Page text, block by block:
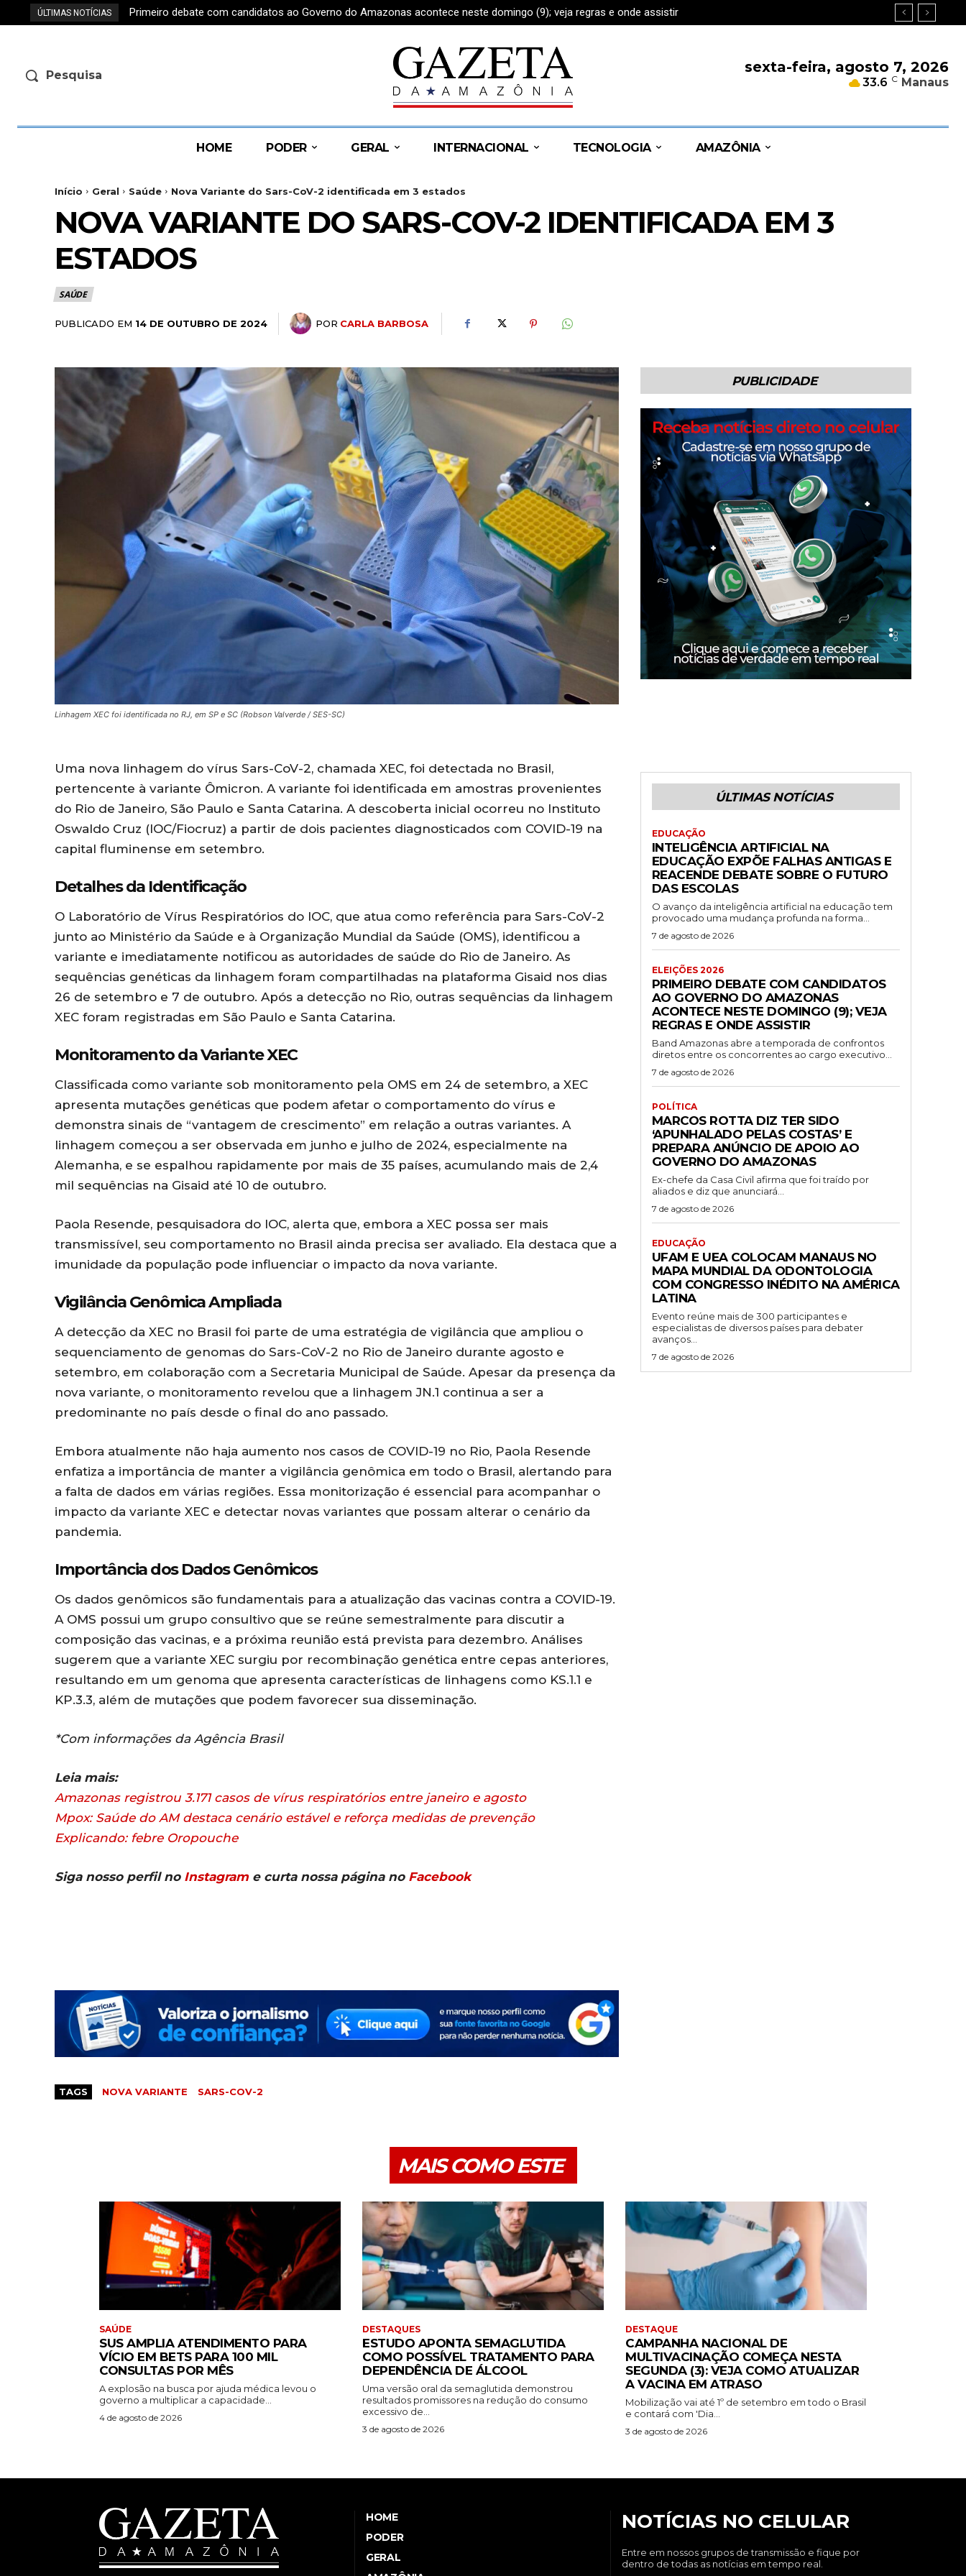
ÚLTIMAS NOTÍCIAS Primeiro debate com candidatos ao Governo do Amazonas acontece neste domingo (9); veja regras e onde assistir
Pesquisa sexta-feira, agosto 7, 2026
33.6 C Manaus
HOME PODER GERAL INTERNACIONAL TECNOLOGIA AMAZÔNIA
Início Geral Saúde Nova Variante do Sars-CoV-2 identificada em 3 estados
NOVA VARIANTE DO SARS-COV-2 IDENTIFICADA EM 3
ESTADOS
SAÚDE
PUBLICADO EM 14 DE OUTUBRO DE 2024 POR CARLA BARBOSA
Linhagem XEC foi identificada no RJ, em SP e SC (Robson Valverde / SES-SC)
PUBLICIDADE
Uma nova linhagem do vírus Sars-CoV-2, chamada XEC, foi detectada no Brasil,
pertencente à variante Ômicron. A variante foi identificada em amostras provenientes
do Rio de Janeiro, São Paulo e Santa Catarina. A descoberta inicial ocorreu no Instituto
Oswaldo Cruz (IOC/Fiocruz) a partir de dois pacientes diagnosticados com COVID-19 na
capital fluminense em setembro.
Detalhes da Identificação
O Laboratório de Vírus Respiratórios do IOC, que atua como referência para Sars-CoV-2
junto ao Ministério da Saúde e à Organização Mundial da Saúde (OMS), identificou a
variante e imediatamente notificou as autoridades de saúde do Rio de Janeiro. As
sequências genéticas da linhagem foram compartilhadas na plataforma Gisaid nos dias
26 de setembro e 7 de outubro. Após a detecção no Rio, outras sequências da linhagem
XEC foram registradas em São Paulo e Santa Catarina.
Monitoramento da Variante XEC
Classificada como variante sob monitoramento pela OMS em 24 de setembro, a XEC
apresenta mutações genéticas que podem afetar o comportamento do vírus e
demonstra sinais de “vantagem de crescimento” em relação a outras variantes. A
linhagem começou a ser observada em junho e julho de 2024, especialmente na
Alemanha, e se espalhou rapidamente por mais de 35 países, acumulando mais de 2,4
mil sequências na Gisaid até 10 de outubro.
Paola Resende, pesquisadora do IOC, alerta que, embora a XEC possa ser mais
transmissível, seu comportamento no Brasil ainda precisa ser avaliado. Ela destaca que a
imunidade da população pode influenciar o impacto da nova variante.
Vigilância Genômica Ampliada
A detecção da XEC no Brasil foi parte de uma estratégia de vigilância que ampliou o
sequenciamento de genomas do Sars-CoV-2 no Rio de Janeiro durante agosto e
setembro, em colaboração com a Secretaria Municipal de Saúde. Apesar da presença da
nova variante, o monitoramento revelou que a linhagem JN.1 continua a ser a
predominante no país desde o final do ano passado.
Embora atualmente não haja aumento nos casos de COVID-19 no Rio, Paola Resende
enfatiza a importância de manter a vigilância genômica em todo o Brasil, alertando para
a falta de dados em várias regiões. Essa monitorização é essencial para acompanhar o
impacto da variante XEC e detectar novas variantes que possam alterar o cenário da
pandemia.
Importância dos Dados Genômicos
Os dados genômicos são fundamentais para a atualização das vacinas contra a COVID-19.
A OMS possui um grupo consultivo que se reúne semestralmente para discutir a
composição das vacinas, e a próxima reunião está prevista para dezembro. Análises
sugerem que a variante XEC surgiu por recombinação genética entre cepas anteriores,
resultando em um genoma que apresenta características de linhagens como KS.1.1 e
KP.3.3, além de mutações que podem favorecer sua disseminação.
*Com informações da Agência Brasil
Leia mais:
Amazonas registrou 3.171 casos de vírus respiratórios entre janeiro e agosto
Mpox: Saúde do AM destaca cenário estável e reforça medidas de prevenção
Explicando: febre Oropouche
Siga nosso perfil no Instagrame curta nossa página no Facebook
TAGS NOVA VARIANTE SARS-COV-2
ÚLTIMAS NOTÍCIAS
EDUCAÇÃO
INTELIGÊNCIA ARTIFICIAL NA
EDUCAÇÃO EXPÕE FALHAS ANTIGAS E
REACENDE DEBATE SOBRE O FUTURO
DAS ESCOLAS
O avanço da inteligência artificial na educação tem
provocado uma mudança profunda na forma...
7 de agosto de 2026
ELEIÇÕES 2026
PRIMEIRO DEBATE COM CANDIDATOS
AO GOVERNO DO AMAZONAS
ACONTECE NESTE DOMINGO (9); VEJA
REGRAS E ONDE ASSISTIR
Band Amazonas abre a temporada de confrontos
diretos entre os concorrentes ao cargo executivo...
7 de agosto de 2026
POLÍTICA
MARCOS ROTTA DIZ TER SIDO
‘APUNHALADO PELAS COSTAS’ E
PREPARA ANÚNCIO DE APOIO AO
GOVERNO DO AMAZONAS
Ex-chefe da Casa Civil afirma que foi traído por
aliados e diz que anunciará...
7 de agosto de 2026
EDUCAÇÃO
UFAM E UEA COLOCAM MANAUS NO
MAPA MUNDIAL DA ODONTOLOGIA
COM CONGRESSO INÉDITO NA AMÉRICA
LATINA
Evento reúne mais de 300 participantes e
especialistas de diversos países para debater
avanços...
7 de agosto de 2026
MAIS COMO ESTE
SAÚDE
SUS AMPLIA ATENDIMENTO PARA
VÍCIO EM BETS PARA 100 MIL
CONSULTAS POR MÊS
A explosão na busca por ajuda médica levou o
governo a multiplicar a capacidade...
4 de agosto de 2026
DESTAQUES
ESTUDO APONTA SEMAGLUTIDA
COMO POSSÍVEL TRATAMENTO PARA
DEPENDÊNCIA DE ÁLCOOL
Uma versão oral da semaglutida demonstrou
resultados promissores na redução do consumo
excessivo de...
3 de agosto de 2026
DESTAQUE
CAMPANHA NACIONAL DE
MULTIVACINAÇÃO COMEÇA NESTA
SEGUNDA (3): VEJA COMO ATUALIZAR
A VACINA EM ATRASO
Mobilização vai até 1º de setembro em todo o Brasil
e contará com 'Dia...
3 de agosto de 2026
HOME
PODER
GERAL
NOTÍCIAS NO CELULAR
Entre em nossos grupos de transmissão e fique por
dentro de todas as notícias em tempo real.